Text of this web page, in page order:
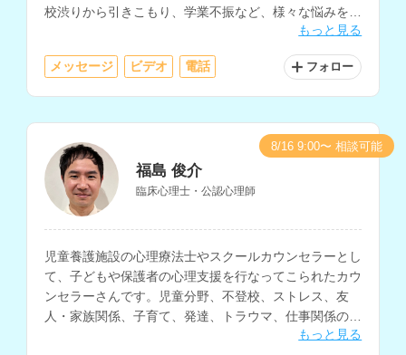
校渋りから引きこもり、学業不振など、様々な悩みを抱
える子どもとその保護者の相談を多く経験されていま
もっと見る
メッセージ ビデオ 電話 フォロー
福島 俊介
臨床心理士・公認心理師
児童養護施設の心理療法士やスクールカウンセラーとし
て、子どもや保護者の心理支援を行なってこられたカウ
ンセラーさんです。児童分野、不登校、ストレス、友
人・家族関係、子育て、発達、トラウマ、仕事関係の相
もっと見る
8/16 9:00〜 相談可能